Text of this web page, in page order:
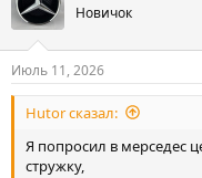
Новичок
Июль 11, 2026
Hutor сказал:
Я попросил в мерседес
стружку,